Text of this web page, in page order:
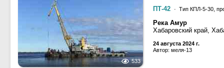
533
ПТ-42 · Тип КПЛ-5-30,
Река Амур
Хабаровский край,
24 августа 2024 г.
Автор: меля-13